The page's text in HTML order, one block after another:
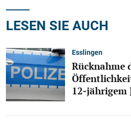
LESEN SIE AUCH
Esslingen
Rücknahme
12-jährigem